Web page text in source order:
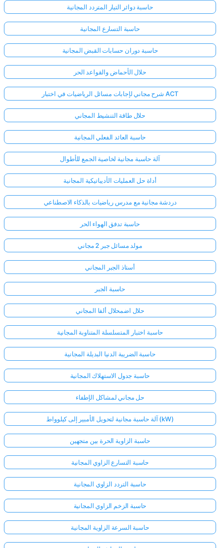
حاسبة دوائر التيار المتردد المجانية
حاسبة التسارع المجانية
حاسبة دوران حسابات القبض المجانية
حلال الأحماض والقواعد الحر
شرح مجاني لإجابات مسائل الرياضيات في اختبار ACT
حلال طاقة التنشيط المجاني
حاسبة العائد الفعلي المجانية
آلة حاسبة مجانية لخاصية الجمع للأطوال
أداة حل العمليات الأديباتيكية المجانية
دردشة مجانية مع مدرس رياضيات بالذكاء الاصطناعي
حاسبة تدفق الهواء الحر
مولد مسائل جبر 2 مجاني
أستاذ الجبر المجاني
حاسبة الجبر
حلال اضمحلال ألفا المجاني
حاسبة اختبار المتسلسلة المتناوبة المجانية
حاسبة الضريبة الدنيا البديلة المجانية
حاسبة جدول الاستهلاك المجانية
حل مجاني لمشاكل الإطفاء
آلة حاسبة مجانية لتحويل الأمبير إلى كيلوواط (kW)
حاسبة الزاوية الحرة بين متجهين
حاسبة التسارع الزاوي المجانية
حاسبة التردد الزاوي المجانية
حاسبة الزخم الزاوي المجانية
حاسبة السرعة الزاوية المجانية